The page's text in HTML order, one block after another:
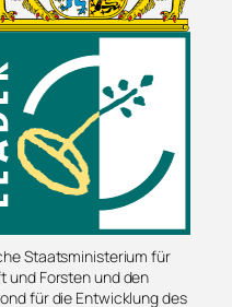
Staatsministerium für
und Forsten und den
für die Entwicklung des